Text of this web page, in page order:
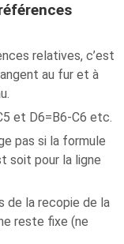
relatives, c’est
au fur et à
et D6=B6-C6 etc.
pas si la formule
soit pour la ligne
de la recopie de la
reste fixe (ne